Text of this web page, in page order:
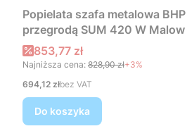
Popielata szafa metalowa
przegrodą SUM 420 W Malow
darmowa dostawa
Cena promocyjna
853,77 zł
Najniższa cena: 828,90 zł+3%
Cena
694,12 złbez VAT
Do koszyka